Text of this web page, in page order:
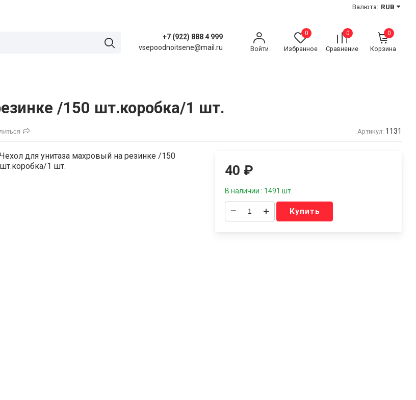
Валюта: RUB
+7 (922) 888 4 999
vsepoodnoitsene@mail.ru
Войти
0
Избранное
0
Сравнение
0
Корзина
/150 шт.коробка/1 шт.
Артикул: 1131
Чехол для унитаза махровый на резинке /150
шт.коробка/1 шт.
40₽
В наличии : 1491 шт.
– + Купить